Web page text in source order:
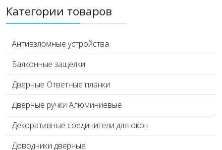
Категории товаров
Антивзломные устройства
Балконные защелки
Дверные Ответные планки
Дверные ручки Алюминиевые
Декоративные соединители для окон
Доводчики дверные